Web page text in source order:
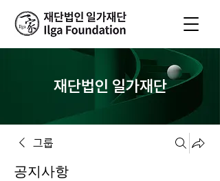
재단법인 일가재단
그룹
공지사항